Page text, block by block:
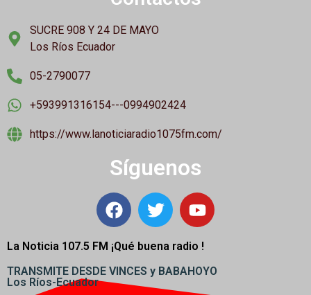
SUCRE 908 Y 24 DE MAYO
Los Ríos Ecuador
05-2790077
+593991316154---0994902424
https://www.lanoticiaradio1075fm.com/
Síguenos
La Noticia 107.5 FM ¡Qué buena radio !
TRANSMITE DESDE VINCES y BABAHOYO
Los Ríos-Ecuador